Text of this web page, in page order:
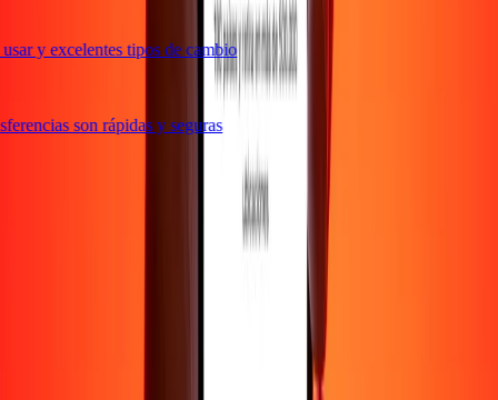
y excelentes tipos de cambio
son rápidas y seguras